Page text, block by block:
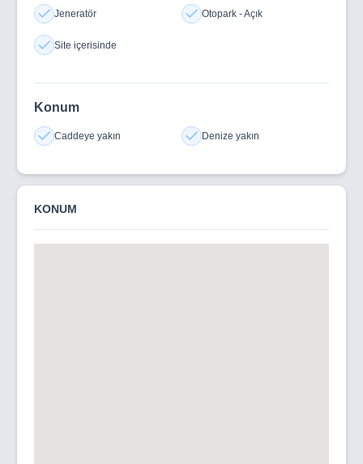
Jeneratör Otopark - Açık
Site içerisinde
Konum
Caddeye yakın Denize yakın
KONUM